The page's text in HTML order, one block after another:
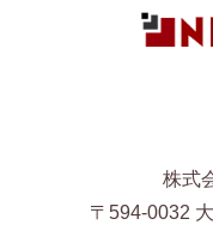
株式
〒594-0032